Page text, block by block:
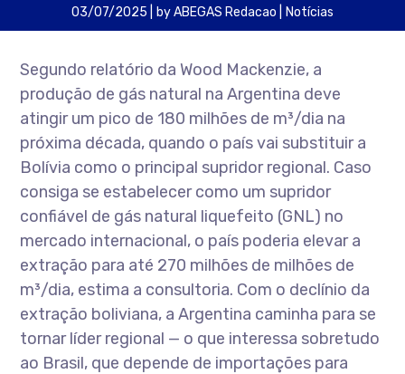
03/07/2025 byABEGAS Redacao Notícias
Segundo relatório da Wood Mackenzie, a
produção de gás natural na Argentina deve
atingir um pico de 180 milhões de m³/dia na
próxima década, quando o país vai substituir a
Bolívia como o principal supridor regional. Caso
consiga se estabelecer como um supridor
confiável de gás natural liquefeito (GNL) no
mercado internacional, o país poderia elevar a
extração para até 270 milhões de milhões de
m³/dia, estima a consultoria. Com o declínio da
extração boliviana, a Argentina caminha para se
tornar líder regional — o que interessa sobretudo
ao Brasil, que depende de importações para